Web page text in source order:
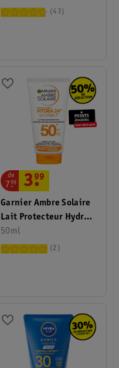
43
Garnier Ambre Solaire
Lait Protecteur Hydra
24H Protect+ FPS50+
50ml
de
7.
99 3.
99
2